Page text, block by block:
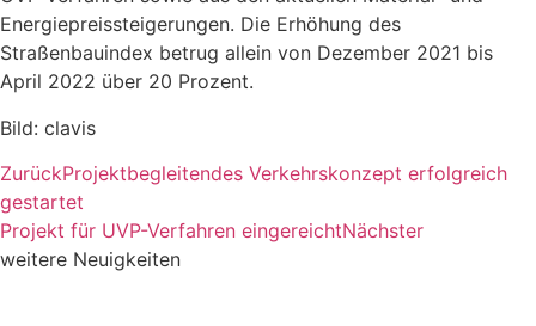
Energiepreissteigerungen. Die Erhöhung des
Straßenbauindex betrug allein von Dezember 2021 bis
April 2022 über 20 Prozent.
Bild: clavis
ZurückProjektbegleitendes Verkehrskonzept erfolgreich
gestartet
Projekt für UVP-Verfahren eingereichtNächster
weitere Neuigkeiten